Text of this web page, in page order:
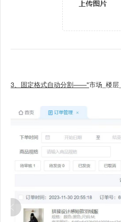
3、固定格式自动分割——"市场_楼